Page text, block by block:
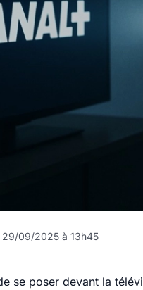
29/09/2025 à 13h45
se poser devant la